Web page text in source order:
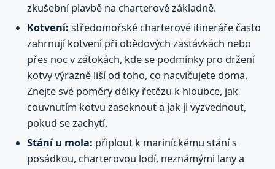
zkušební plavbě na charterové základně.
Kotvení: středomořské charterové itineráře často
zahrnují kotvení při obědových zastávkách nebo
přes noc v zátokách, kde se podmínky pro držení
kotvy výrazně liší od toho, co nacvičujete doma.
Znejte své poměry délky řetězu k hloubce, jak
couvnutím kotvu zaseknout a jak ji vyzvednout,
pokud se zachytí.
Stání u mola: připlout k mariníckému stání s
posádkou, charterovou lodí, neznámými lany a